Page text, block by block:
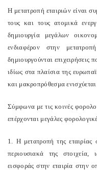
Η μετατροπή εταιριών είναι
τους και τους ατομικά
δημιουργία μεγάλων
ενδιαφέρον στην
δημιουργούνται
ιδίως στα πλαίσια της
και μακροπρόθεσμα
Σύμφωνα με τις κοινές
επέρχονται μεγάλες
1. Η μετατροπή της εταιρίας
περιουσιακά της στοιχεία,
εισφοράς στην εταιρία στην